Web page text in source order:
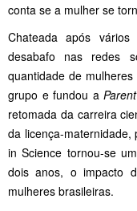
conta se a mulher se
Chateada após
desabafo nas redes
quantidade de
grupo e fundou a
retomada da carreira
da licença-
in Science tornou-se
dois anos, o impacto
mulheres brasileiras.